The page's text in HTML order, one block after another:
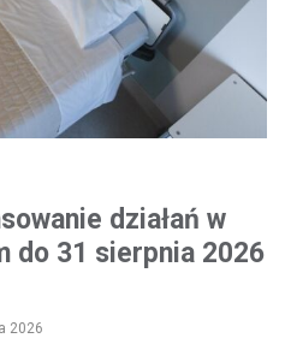
działań w
do 31 sierpnia 2026
2026